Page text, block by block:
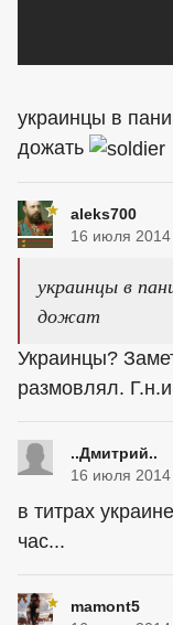
украинцы в
дожать
aleks700
16 июля 2014
украинцы в
дожат
Украинцы?
размовлял.
..Дмитрий..
16 июля 2014
в титрах
час...
mamont5